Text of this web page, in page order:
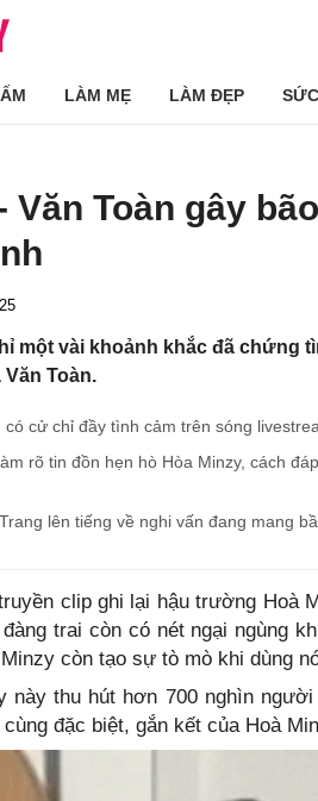
LÀM MẸ LÀM ĐẸP
Văn Toàn gây
một vài khoảnh khắc đã chứng
Văn Toàn.
có cử chỉ đầy tình cảm trên sóng
rõ tin đồn hẹn hò Hòa Minzy, cách
lên tiếng về nghi vấn đang mang
clip ghi lại hậu trường Hoà
trai còn có nét ngại ngùng
còn tạo sự tò mò khi dùng
này thu hút hơn 700 nghìn
đặc biệt, gắn kết của Hoà